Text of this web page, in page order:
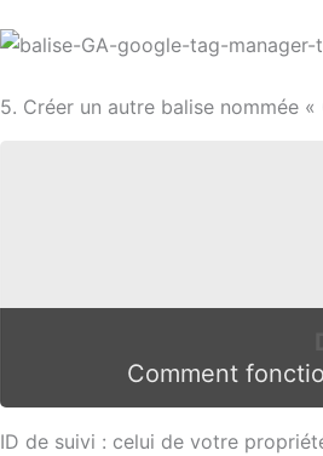
5. Créer un autre balise nommée
Comment
ID de suivi : celui de votre